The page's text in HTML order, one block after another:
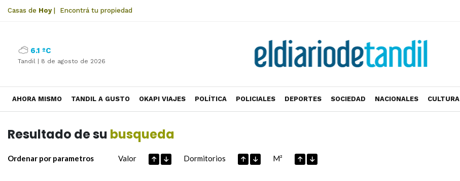
Casas de Hoy| Encontrá tu propiedad
6.1 ºC
Tandil | 8 de agosto de 2026
AHORA MISMO TANDIL A GUSTO OKAPI VIAJES POLÍTICA POLICIALES DEPORTES SOCIEDAD NACIONALES CULTURA
Resultado de su busqueda
Ordenar por parametros Valor Dormitorios M²